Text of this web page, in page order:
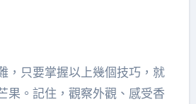
，只要掌握以上幾個技巧，就
果。記住，觀察外觀、感受香